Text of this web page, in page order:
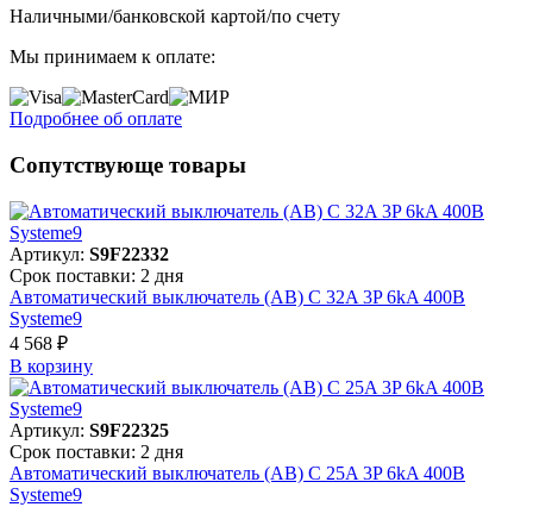
Наличными/банковской картой/по счету
Мы принимаем к оплате:
Подробнее об оплате
Сопутствующе товары
Артикул: S9F22332
Срок поставки: 2 дня
Автоматический выключатель (АВ) C 32A 3P 6kA 400В
Systeme9
4 568 ₽
В корзинy
Артикул: S9F22325
Срок поставки: 2 дня
Автоматический выключатель (АВ) C 25A 3P 6kA 400В
Systeme9